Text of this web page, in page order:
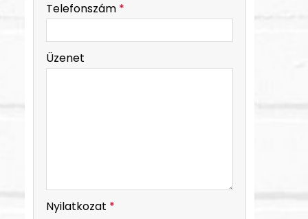
-
Telefonszám *
Üzenet
Nyilatkozat *